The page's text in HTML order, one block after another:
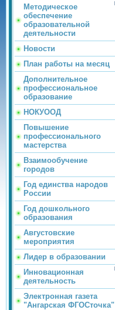
Методическое
обеспечение
образовательной
деятельности
Новости
План работы на месяц
Дополнительное
профессиональное
образование
НОКУООД
Повышение
профессионального
мастерства
Взаимообучение
городов
Год единства народов
России
Год дошкольного
образования
Августовские
мероприятия
Лидер в образовании
Инновационная
деятельность
Электронная газета
"Ангарская ФГОСточка"